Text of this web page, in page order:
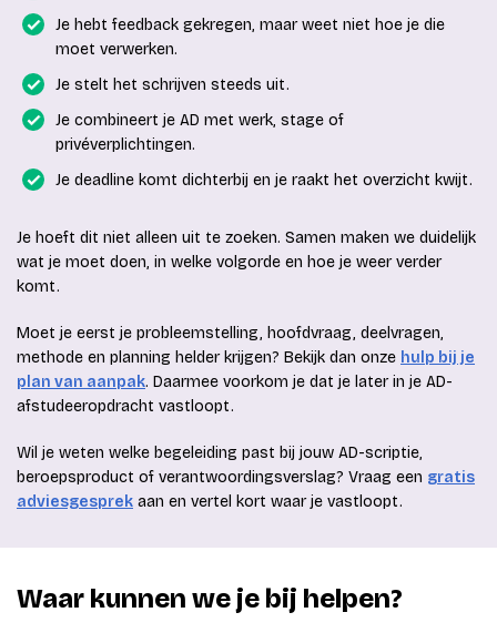
Je hebt feedback gekregen, maar weet niet hoe je die
moet verwerken.
Je stelt het schrijven steeds uit.
Je combineert je AD met werk, stage of
privéverplichtingen.
Je deadline komt dichterbij en je raakt het overzicht kwijt.
Je hoeft dit niet alleen uit te zoeken. Samen maken we duidelijk
wat je moet doen, in welke volgorde en hoe je weer verder
komt.
Moet je eerst je probleemstelling, hoofdvraag, deelvragen,
methode en planning helder krijgen? Bekijk dan onze hulp bij je
plan van aanpak. Daarmee voorkom je dat je later in je AD-
afstudeeropdracht vastloopt.
Wil je weten welke begeleiding past bij jouw AD-scriptie,
beroepsproduct of verantwoordingsverslag? Vraag een gratis
adviesgesprek aan en vertel kort waar je vastloopt.
Waar kunnen we je bij helpen?